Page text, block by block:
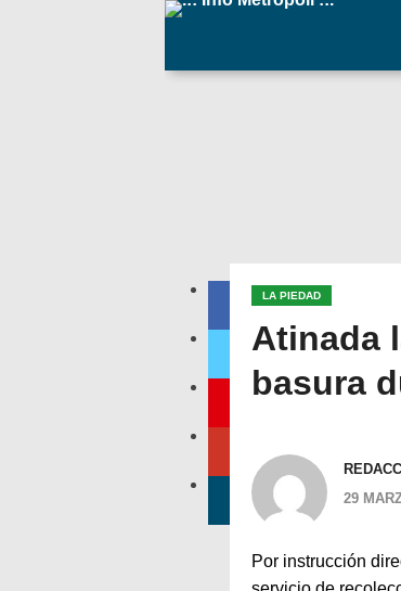
LA PIEDAD
Atinada
basura
29
Por instrucción